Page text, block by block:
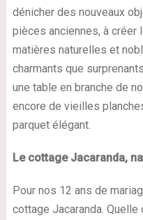
dénicher des nouveaux
pièces anciennes, à créer
matières naturelles et
charmants que
une table en branche de
encore de vieilles
parquet élégant.
Le cottage Jacaranda,
Pour nos 12 ans de
cottage Jacaranda.